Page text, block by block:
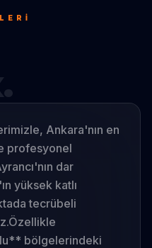
Ankara'nın en
profesyonel
dar
yüksek katlı
tecrübeli
Özellikle
bölgelerindeki